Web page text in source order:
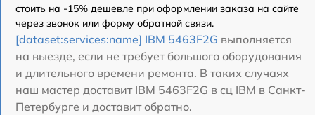
стоить на -15% дешевле при оформлении заказа на сайте
через звонок или форму обратной связи.
[dataset:services:name] IBM 5463F2G выполняется
на выезде, если не требует большого оборудования
и длительного времени ремонта. В таких случаях
наш мастер доставит IBM 5463F2G в сц IBM в Санкт-
Петербурге и доставит обратно.